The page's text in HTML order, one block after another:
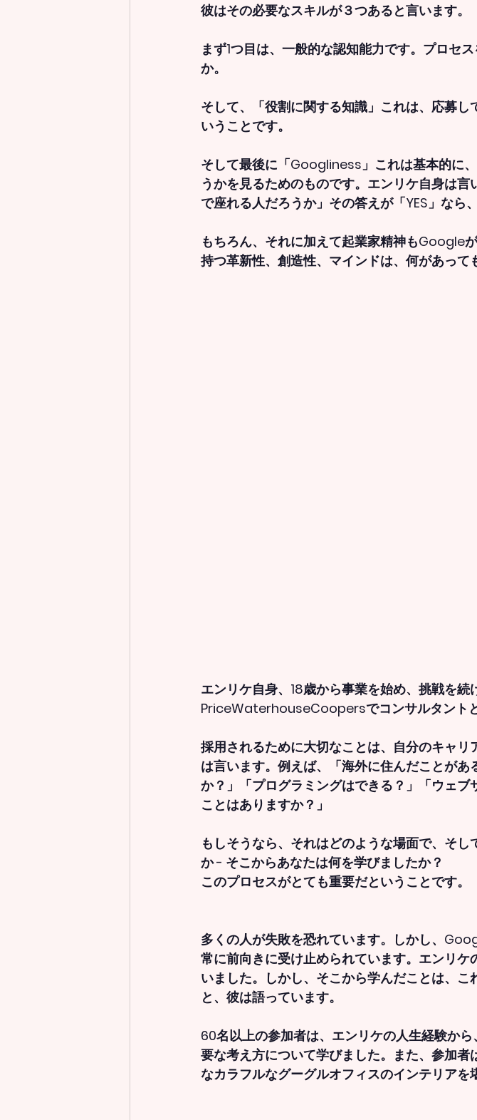
彼はその必要なスキルが３つあると言います。
まず1つ目は、 一般的な認知能力です。プロセ
か。
そして、 「役割に関する知識」これは、応募
いうことです。
そして最後に「Googliness」これは基本的に、
うかを見るためのものです。エンリケ自身は
で座れる人だろうか」その答えが「YES」なら
もちろん、それに加えて起業家精神もGoogle
持つ革新性、創造性、マインドは、何があって
エンリケ自身、18歳から事業を始め、挑戦を続
PriceWaterhouseCoopersでコンサルタント
採用されるために大切なことは、自分のキャ
は言います。例えば、「海外に住んだことが
か？」「プログラミングはできる？」「ウェ
ことはありますか？」
もしそうなら、それはどのような場面で、そ
か - そこからあなたは何を学びましたか？
このプロセスがとても重要だということです。
多くの人が失敗を恐れています。しかし、
常に前向きに受け止められています。エンリ
いました。しかし、そこから学んだことは、
と、彼は語っています。
60名以上の参加者は、エンリケの人生経験か
要な考え方について学びました。また、参加
なカラフルなグーグルオフィスのインテリアを